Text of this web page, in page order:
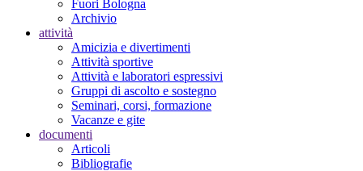
Fuori Bologna
Archivio
attività
Amicizia e divertimenti
Attività sportive
Attività e laboratori espressivi
Gruppi di ascolto e sostegno
Seminari, corsi, formazione
Vacanze e gite
documenti
Articoli
Bibliografie